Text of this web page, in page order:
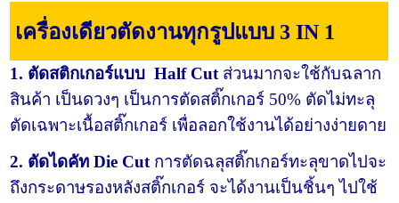
เครื่องเดียวตัดงานทุกรูปแบบ 3 IN 1
1. ตัดสติกเกอร์แบบ Half Cutส่วนมากจะใช้กับฉลาก
สินค้า เป็นดวงๆ เป็นการตัดสติ๊กเกอร์ 50% ตัดไม่ทะลุ
ตัดเฉพาะเนื้อสติ๊กเกอร์ เพื่อลอกใช้งานได้อย่างง่ายดาย
2. ตัดไดคัท Die Cutการตัดฉลุสติ๊กเกอร์ทะลุขาดไปจะ
ถึงกระดาษรองหลังสติ๊กเกอร์ จะได้งานเป็นชิ้นๆ ไปใช้